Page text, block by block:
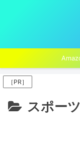
［PR］
スポー